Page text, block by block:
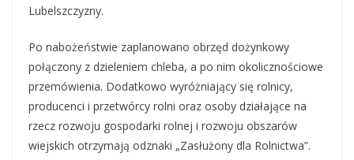
Lubelszczyzny.
Po nabożeństwie zaplanowano obrzęd dożynkowy
połączony z dzieleniem chleba, a po nim okolicznościowe
przemówienia. Dodatkowo wyróżniający się rolnicy,
producenci i przetwórcy rolni oraz osoby działające na
rzecz rozwoju gospodarki rolnej i rozwoju obszarów
wiejskich otrzymają odznaki „Zasłużony dla Rolnictwa”.